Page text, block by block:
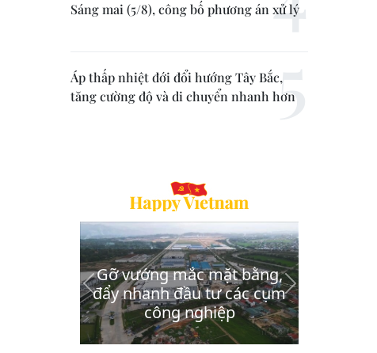
Sáng mai (5/8), công bố phương án xử lý
Áp thấp nhiệt đới đổi hướng Tây Bắc,
tăng cường độ và di chuyển nhanh hơn